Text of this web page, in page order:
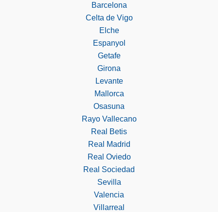
Barcelona
Celta de Vigo
Elche
Espanyol
Getafe
Girona
Levante
Mallorca
Osasuna
Rayo Vallecano
Real Betis
Real Madrid
Real Oviedo
Real Sociedad
Sevilla
Valencia
Villarreal